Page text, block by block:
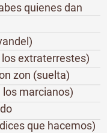
quienes dan
extraterrestes)
zon (suelta)
marcianos)
que hacemos)